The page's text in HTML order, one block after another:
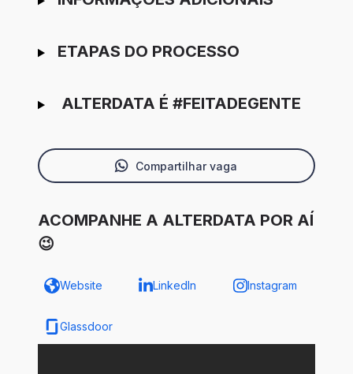
ETAPAS DO PROCESSO
ALTERDATA É #FEITADEGENTE
Compartilhar vaga
ACOMPANHE A ALTERDATA POR AÍ
😉
Website LinkedIn Instagram
Glassdoor